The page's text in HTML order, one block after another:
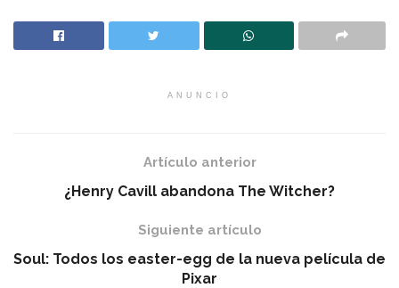
ANUNCIO
Artículo anterior
¿Henry Cavill abandona The Witcher?
Siguiente artículo
Soul: Todos los easter-egg de la nueva película de
Pixar